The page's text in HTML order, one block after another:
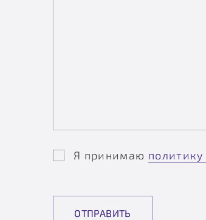
Я принимаю
ОТПРАВИТЬ